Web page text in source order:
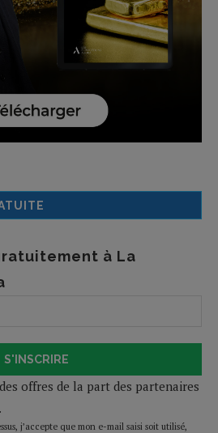
à La
S'INSCRIRE
offres de la part des partenaires
j’accepte que mon e-mail saisi soit utilisé,